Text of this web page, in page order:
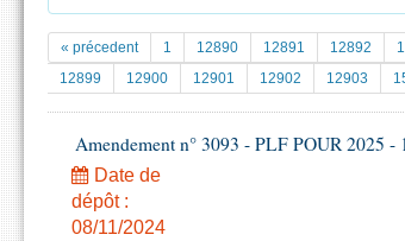
« précedent 1 12890 12891 12892
12899
12900 12901 12902 12903
Amendement n° 3093 - PLF POUR 2025 -
Date de
dépôt :
08/11/2024